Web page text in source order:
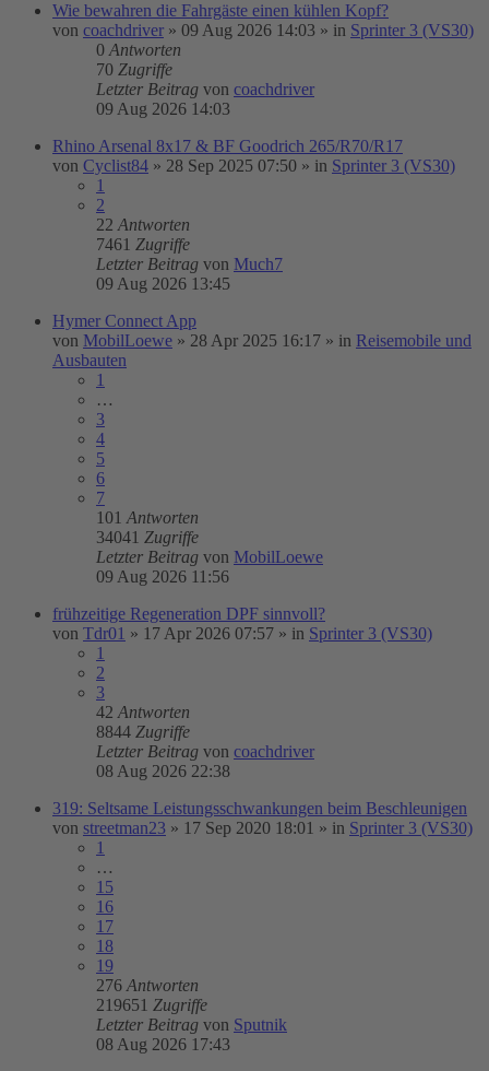
Wie bewahren die Fahrgäste einen kühlen Kopf?
von coachdriver » 09 Aug 2026 14:03 » in Sprinter 3 (VS30)
0 Antworten
70 Zugriffe
Letzter Beitrag von coachdriver
09 Aug 2026 14:03
Rhino Arsenal 8x17 & BF Goodrich 265/R70/R17
von Cyclist84 » 28 Sep 2025 07:50 » in Sprinter 3 (VS30)
1
2
22 Antworten
7461 Zugriffe
Letzter Beitrag von Much7
09 Aug 2026 13:45
Hymer Connect App
von MobilLoewe » 28 Apr 2025 16:17 » in Reisemobile und
Ausbauten
1
…
3
4
5
6
7
101 Antworten
34041 Zugriffe
Letzter Beitrag von MobilLoewe
09 Aug 2026 11:56
frühzeitige Regeneration DPF sinnvoll?
von Tdr01 » 17 Apr 2026 07:57 » in Sprinter 3 (VS30)
1
2
3
42 Antworten
8844 Zugriffe
Letzter Beitrag von coachdriver
08 Aug 2026 22:38
319: Seltsame Leistungsschwankungen beim Beschleunigen
von streetman23 » 17 Sep 2020 18:01 » in Sprinter 3 (VS30)
1
…
15
16
17
18
19
276 Antworten
219651 Zugriffe
Letzter Beitrag von Sputnik
08 Aug 2026 17:43